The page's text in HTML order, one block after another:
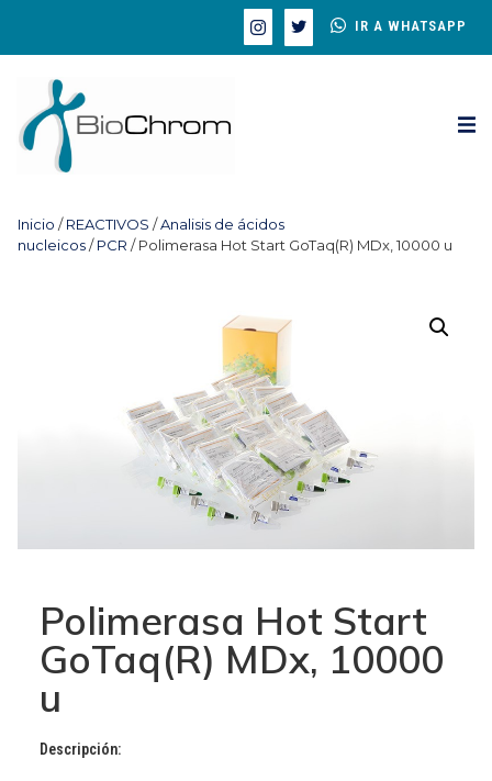
IR A WHATSAPP
Inicio /REACTIVOS /Analisis de ácidos
nucleicos/PCR / Polimerasa Hot Start GoTaq(R) MDx, 10000 u
Polimerasa Hot Start
GoTaq(R) MDx, 10000
u
Descripción: